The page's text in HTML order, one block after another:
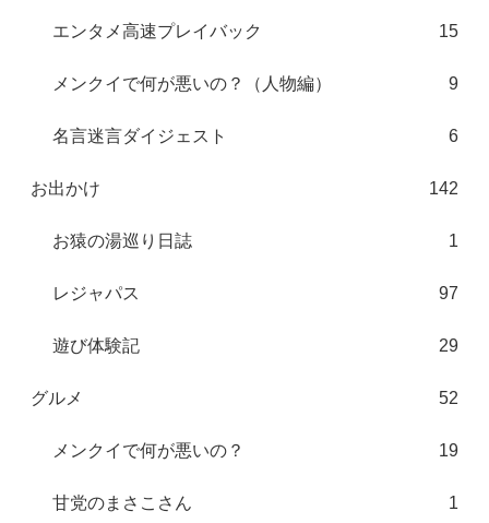
エンタメ高速プレイバック 15
メンクイで何が悪いの？（人物編） 9
名言迷言ダイジェスト 6
お出かけ 142
お猿の湯巡り日誌 1
レジャパス 97
遊び体験記 29
グルメ 52
メンクイで何が悪いの？ 19
甘党のまさこさん 1